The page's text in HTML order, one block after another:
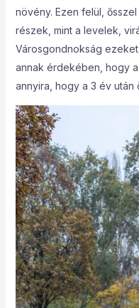
növény. Ezen felül,
részek, mint a levelek,
Városgondnokság
annak érdekében, hogy
annyira, hogy a 3 év